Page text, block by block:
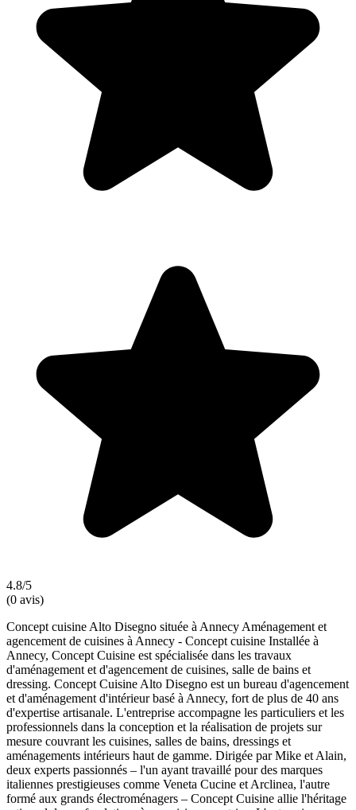
4.8/5
(0 avis)
Concept cuisine Alto Disegno située à Annecy Aménagement et
agencement de cuisines à Annecy - Concept cuisine Installée à
Annecy, Concept Cuisine est spécialisée dans les travaux
d'aménagement et d'agencement de cuisines, salle de bains et
dressing. Concept Cuisine Alto Disegno est un bureau d'agencement
et d'aménagement d'intérieur basé à Annecy, fort de plus de 40 ans
d'expertise artisanale. L'entreprise accompagne les particuliers et les
professionnels dans la conception et la réalisation de projets sur
mesure couvrant les cuisines, salles de bains, dressings et
aménagements intérieurs haut de gamme. Dirigée par Mike et Alain,
deux experts passionnés – l'un ayant travaillé pour des marques
italiennes prestigieuses comme Veneta Cucine et Arclinea, l'autre
formé aux grands électroménagers – Concept Cuisine allie l'héritage